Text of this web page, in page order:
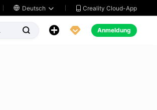
 Deutsch   Creality Cloud-App
   Anmeldung